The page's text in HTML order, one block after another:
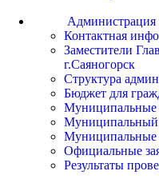
Администрация
Контактная
Заместители
г.Саяногорск
Структура
Бюджет для
Муниципальные
Муниципальный
Муниципальные
Официальные
Результаты